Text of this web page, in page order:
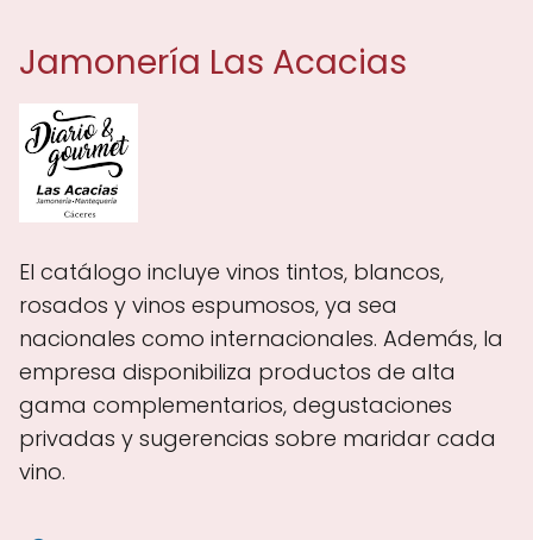
Jamonería Las Acacias
El catálogo incluye vinos tintos, blancos,
rosados y vinos espumosos, ya sea
nacionales como internacionales. Además, la
empresa disponibiliza productos de alta
gama complementarios, degustaciones
privadas y sugerencias sobre maridar cada
vino.